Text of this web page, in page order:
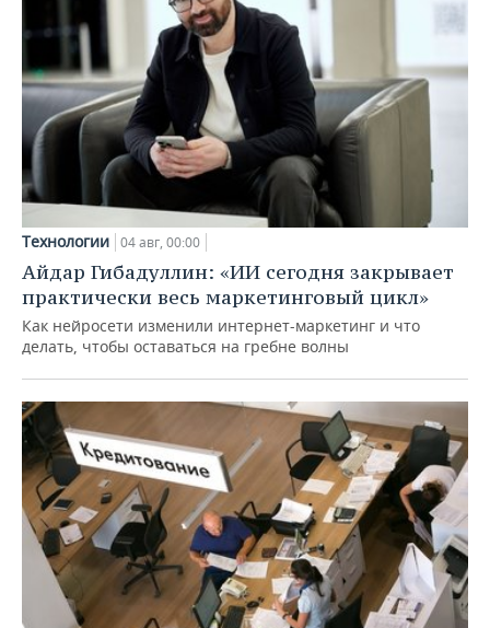
Технологии 04 авг, 00:00
Айдар Гибадуллин: «ИИ сегодня закрывает
практически весь маркетинговый цикл»
Как нейросети изменили интернет-маркетинг и что
делать, чтобы оставаться на гребне волны